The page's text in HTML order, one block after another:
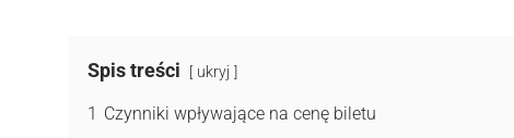
Spis treści ukryj
1 Czynniki wpływające na cenę biletu